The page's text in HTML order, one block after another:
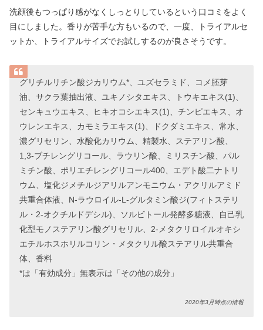
洗顔後もつっぱり感がなくしっとりしているという口コミをよく
目にしました。香りが苦手な方もいるので、一度、トライアルセ
ットか、トライアルサイズでお試しするのが良さそうです。
グリチルリチン酸ジカリウム*、ユズセラミド、コメ胚芽
油、サクラ葉抽出液、ユキノシタエキス、トウキエキス(1)、
センキュウエキス、ヒキオコシエキス(1)、チンピエキス、オ
ウレンエキス、カモミラエキス(1)、ドクダミエキス、常水、
濃グリセリン、水酸化カリウム、精製水、ステアリン酸、
1,3-ブチレングリコール、ラウリン酸、ミリスチン酸、パル
ミチン酸、ポリエチレングリコール400、エデト酸二ナトリ
ウム、塩化ジメチルジアリルアンモニウム・アクリルアミド
共重合体液、N-ラウロイル-L-グルタミン酸ジ(フィトステリ
ル・2-オクチルドデシル)、ソルビトール発酵多糖液、自己乳
化型モノステアリン酸グリセリル、2-メタクリロイルオキシ
エチルホスホリルコリン・メタクリル酸ステアリル共重合
体、香料
*は「有効成分」無表示は「その他の成分」
2020年3月時点の情報